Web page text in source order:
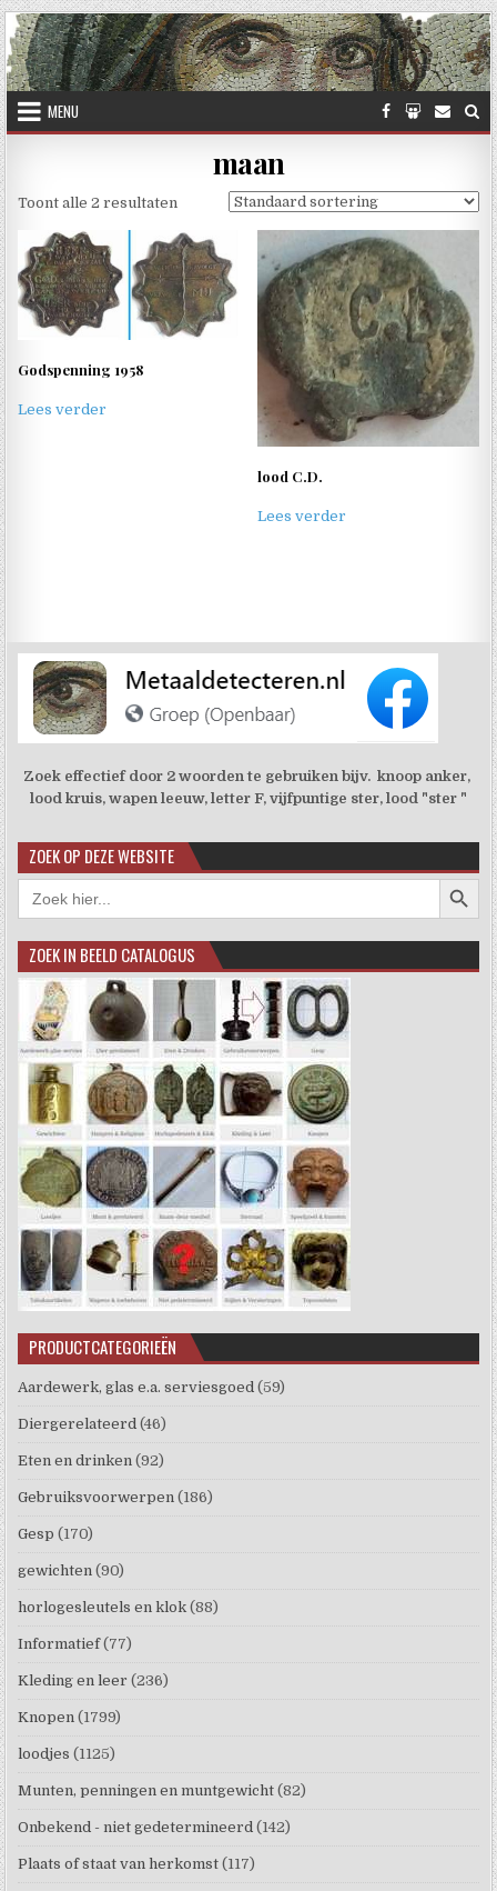
Skip to content
MENU
maan
Toont alle 2 resultaten
Godspenning 1958
Lees verder
lood C.D.
Lees verder
Zoek effectief door 2 woorden te gebruiken bijv. knoop anker,
lood kruis, wapen leeuw, letter F, vijfpuntige ster, lood "ster "
ZOEK OP DEZE WEBSITE
Zoek
naar:
ZOEK IN BEELD CATALOGUS
PRODUCTCATEGORIEËN
Aardewerk, glas e.a. serviesgoed (59)
Diergerelateerd (46)
Eten en drinken (92)
Gebruiksvoorwerpen (186)
Gesp (170)
gewichten (90)
horlogesleutels en klok (88)
Informatief (77)
Kleding en leer (236)
Knopen (1799)
loodjes (1125)
Munten, penningen en muntgewicht (82)
Onbekend - niet gedetermineerd (142)
Plaats of staat van herkomst (117)